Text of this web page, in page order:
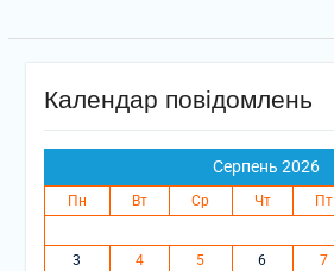
Календар повідомлень
Серпень 2026
Пн Вт Ср Чт Пт
3
4 5 6 7